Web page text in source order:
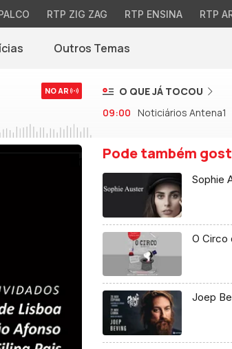
RTP ZIG ZAG RTP ENSINA RTP
(abre em nova janela)
Outros Temas
NO AR
O QUE JÁ TOCOU
09:00 Noticiários Antena1
Pode também
Sophie
O Circo
Joep